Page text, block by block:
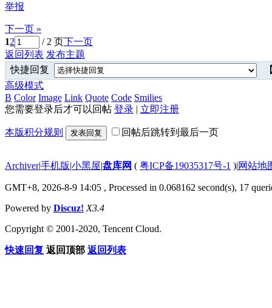
举报
下一页 »
12 / 2 页下一页
返回列表 发布主题
快捷回复
高级模式
B Color Image Link Quote Code Smilies
您需要登录后才可以回帖 登录 | 立即注册
本版积分规则 发表回复 回帖后跳转到最后一页
Archiver|手机版|小黑屋|盘库网 ( 粤ICP备19035317号-1 )|网站地
GMT+8, 2026-8-9 14:05 , Processed in 0.068162 second(s), 17
Powered by Discuz! X3.4
Copyright © 2001-2020, Tencent Cloud.
快速回复 返回顶部 返回列表